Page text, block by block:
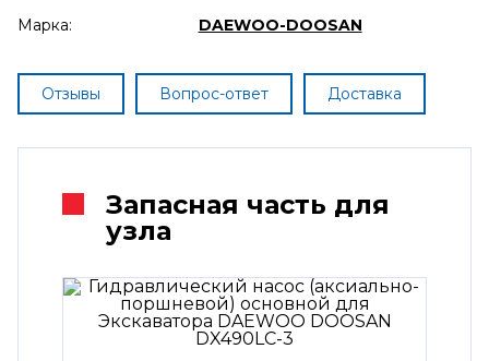
Марка:
DAEWOO-DOOSAN
Отзывы Вопрос-ответ Доставка
Запасная часть для
узла